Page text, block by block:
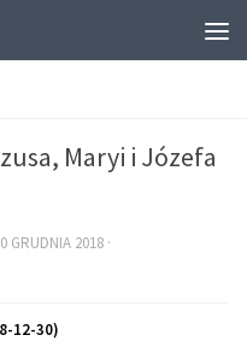
Maryi i Józefa
GRUDNIA 2018 ·
12-30)